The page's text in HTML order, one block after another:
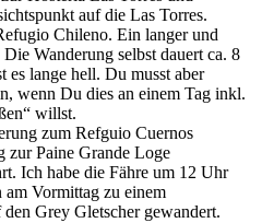
auf die Las Torres.
Chileno. Ein langer und
Wanderung selbst dauert ca. 8
es lange hell. Du musst aber
wenn Du dies an einem Tag inkl.
willst.
zum Refguio Cuernos
zur Paine Grande Loge
Ich habe die Fähre um 12 Uhr
am Vormittag zu einem
Grey Gletscher gewandert.